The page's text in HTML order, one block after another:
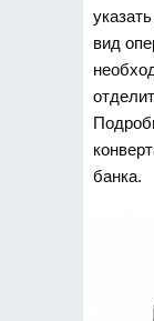
вид
банка.